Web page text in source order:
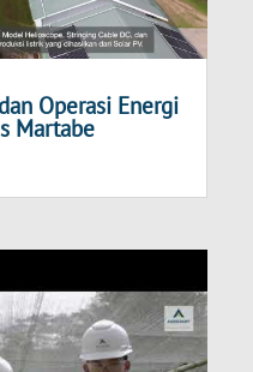
Operasi Energi
Martabe